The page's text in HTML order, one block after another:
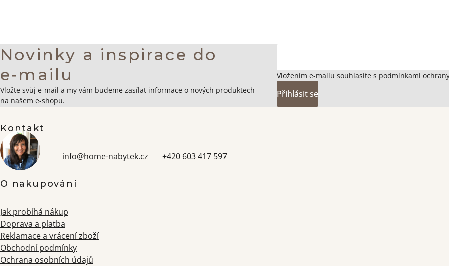
Zápatí
Novinky a inspirace do
e‑mailu
Vložte svůj e-mail a my vám budeme zasílat informace o nových produktech
na našem e-shopu.
Vložením e-mailu souhlasíte s podmínkami
Přihlásit se
Kontakt
info@home-nabytek.cz +420 603 417 597
O nakupování
Jak probíhá nákup
Doprava a platba
Reklamace a vrácení zboží
Obchodní podmínky
Ochrana osobních údajů